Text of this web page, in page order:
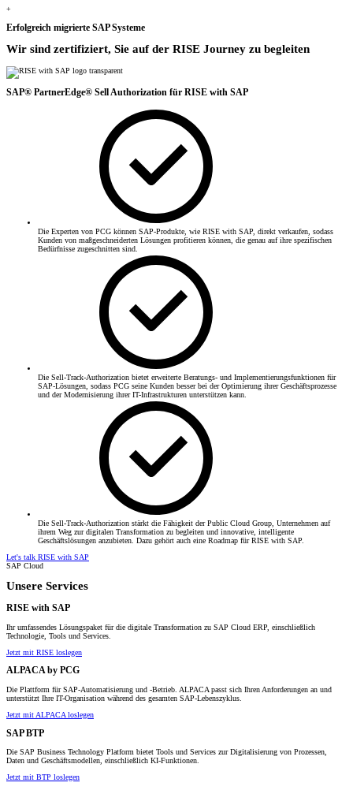
+
Erfolgreich migrierte SAP Systeme
Wir sind zertifiziert, Sie auf der RISE Journey zu begleiten
SAP® PartnerEdge® Sell Authorization für RISE with SAP
Die Experten von PCG können SAP-Produkte, wie RISE with SAP, direkt verkaufen, sodass
Kunden von maßgeschneiderten Lösungen profitieren können, die genau auf ihre spezifischen
Bedürfnisse zugeschnitten sind.
Die Sell-Track-Authorization bietet erweiterte Beratungs- und Implementierungsfunktionen für
SAP-Lösungen, sodass PCG seine Kunden besser bei der Optimierung ihrer Geschäftsprozesse
und der Modernisierung ihrer IT-Infrastrukturen unterstützen kann.
Die Sell-Track-Authorization stärkt die Fähigkeit der Public Cloud Group, Unternehmen auf
ihrem Weg zur digitalen Transformation zu begleiten und innovative, intelligente
Geschäftslösungen anzubieten. Dazu gehört auch eine Roadmap für RISE with SAP.
Let's talk RISE with SAP
SAP Cloud
Unsere Services
RISE with SAP
Ihr umfassendes Lösungspaket für die digitale Transformation zu SAP Cloud ERP, einschließlich
Technologie, Tools und Services.
Jetzt mit RISE loslegen
ALPACA by PCG
Die Plattform für SAP-Automatisierung und -Betrieb. ALPACA passt sich Ihren Anforderungen an und
unterstützt Ihre IT-Organisation während des gesamten SAP-Lebenszyklus.
Jetzt mit ALPACA loslegen
SAP BTP
Die SAP Business Technology Platform bietet Tools und Services zur Digitalisierung von Prozessen,
Daten und Geschäftsmodellen, einschließlich KI-Funktionen.
Jetzt mit BTP loslegen